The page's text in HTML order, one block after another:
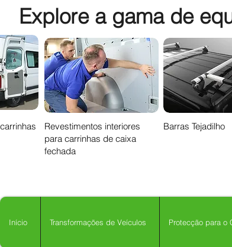
Explore a gama de
Revestimentos interiores
para carrinhas de caixa
fechada
Barras Tejadilho
Início Transformações de Veículos Protecção para o